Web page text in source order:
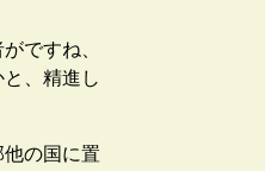
ですね、
、精進し
の国に置